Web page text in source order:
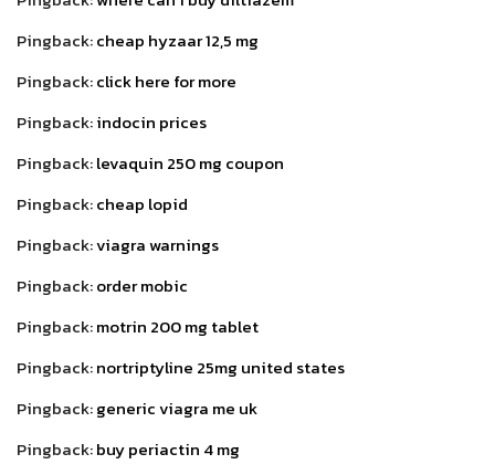
Pingback:cheap hyzaar 12,5 mg
Pingback:click here for more
Pingback:indocin prices
Pingback:levaquin 250 mg coupon
Pingback:cheap lopid
Pingback:viagra warnings
Pingback:order mobic
Pingback:motrin 200 mg tablet
Pingback:nortriptyline 25mg united states
Pingback:generic viagra me uk
Pingback:buy periactin 4 mg